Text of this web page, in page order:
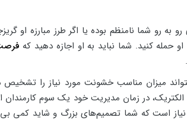
رو شما نامنظم بوده یا اگر طرز مبارزه او
حمله کنید. شما نباید به او اجازه دهید که
میزان مناسب خشونت مورد نیاز را
در زمان مدیریت خود یک سوم کارمندان
است که شما تصمیم‌های بزرگ و شاید کمی بی